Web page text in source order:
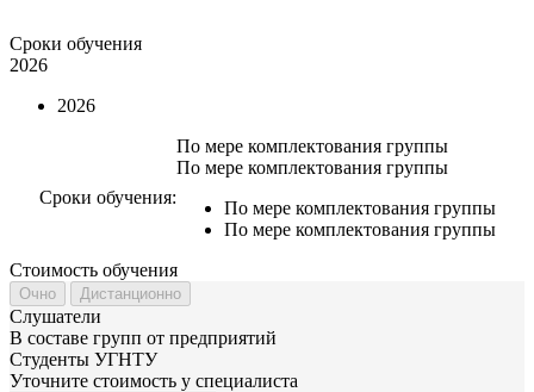
Сроки обучения
2026
2026
Сроки обучения:
По мере комплектования группы
По мере комплектования группы
По мере комплектования группы
По мере комплектования группы
Стоимость обучения
Очно Дистанционно
Слушатели
В составе групп от предприятий
Студенты УГНТУ
Уточните стоимость у специалиста